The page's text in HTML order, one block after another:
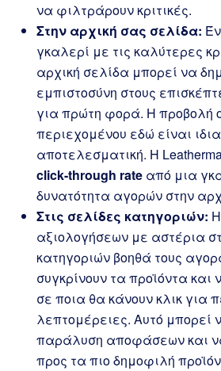
να φιλτράρουν κριτικές.
Στην αρχική σας σελίδα:
γκαλερί με τις καλύτερες
αρχική σελίδα μπορεί να
εμπιστοσύνη στους
για πρώτη φορά. Η προβολή
περιεχομένου εδώ είναι
αποτελεσματική. Η
click-through rate από μια
δυνατότητα αγορών στην
Στις σελίδες κατηγοριών:
αξιολογήσεων με αστέρια
κατηγοριών βοηθά τους
συγκρίνουν τα προϊόντα
σε ποια θα κάνουν κλικ για
λεπτομέρειες. Αυτό μπορεί
παράλυση αποφάσεων και
προς τα πιο δημοφιλή